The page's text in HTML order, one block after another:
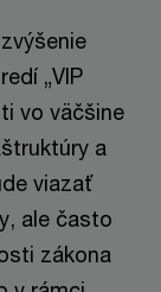
„VIP
vo väčšine
a
viazať
​​ale často
zákona